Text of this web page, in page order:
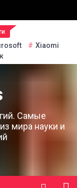
Xiaomi
Самые
мира науки и